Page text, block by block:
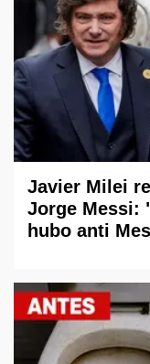
Javier Milei
Jorge Messi:
hubo anti